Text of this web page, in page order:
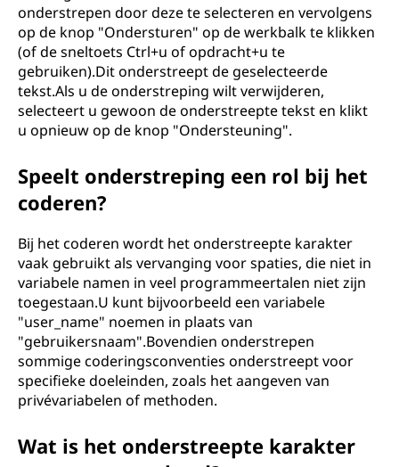
onderstrepen door deze te selecteren en vervolgens
op de knop "Ondersturen" op de werkbalk te klikken
(of de sneltoets Ctrl+u of opdracht+u te
gebruiken).Dit onderstreept de geselecteerde
tekst.Als u de onderstreping wilt verwijderen,
selecteert u gewoon de onderstreepte tekst en klikt
u opnieuw op de knop "Ondersteuning".
Speelt onderstreping een rol bij het
coderen?
Bij het coderen wordt het onderstreepte karakter
vaak gebruikt als vervanging voor spaties, die niet in
variabele namen in veel programmeertalen niet zijn
toegestaan.U kunt bijvoorbeeld een variabele
"user_name" noemen in plaats van
"gebruikersnaam".Bovendien onderstrepen
sommige coderingsconventies onderstreept voor
specifieke doeleinden, zoals het aangeven van
privévariabelen of methoden.
Wat is het onderstreepte karakter